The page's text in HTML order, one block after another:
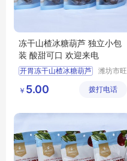
冻干山楂冰糖葫芦 独立小包
装 酸甜可口 欢迎来电
开胃冻干山楂冰糖葫芦
冻干山楂冰糖葫芦
潍坊市旺
限公司
￥ 5.00 拨打电话